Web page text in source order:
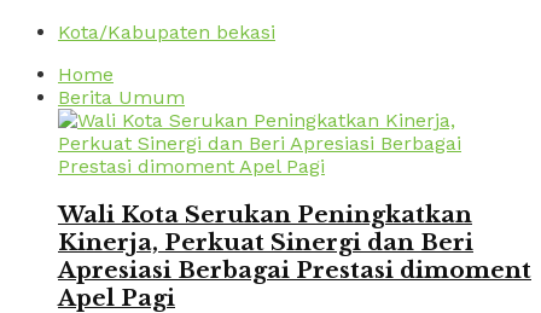
Kota/Kabupaten bekasi
Home
Berita Umum
Wali Kota Serukan Peningkatkan
Kinerja, Perkuat Sinergi dan Beri
Apresiasi Berbagai Prestasi dimoment
Apel Pagi